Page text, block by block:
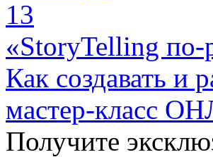
13
«StoryTelling по-
Как создавать и
мастер-класс
Получите